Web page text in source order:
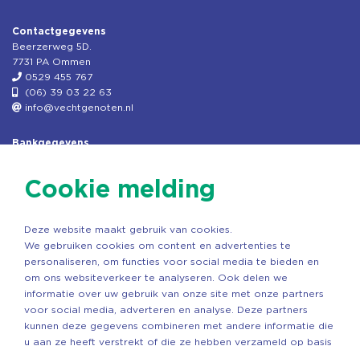
Contactgegevens
Beerzerweg 5D.
7731 PA Ommen
0529 455 767
(06) 39 03 22 63
info@vechtgenoten.nl
Bankgegevens
Rek.nr: NL85RABO0127579230
Copyright ©2026 Vechtgenoten
Cookie melding
Deze website maakt gebruik van cookies.
We gebruiken cookies om content en advertenties te
personaliseren, om functies voor social media te bieden en
om ons websiteverkeer te analyseren. Ook delen we
informatie over uw gebruik van onze site met onze partners
voor social media, adverteren en analyse. Deze partners
kunnen deze gegevens combineren met andere informatie die
u aan ze heeft verstrekt of die ze hebben verzameld op basis